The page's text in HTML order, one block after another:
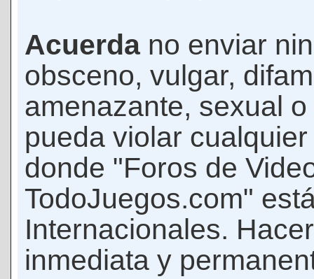
Acuerda no enviar
obsceno, vulgar,
amenazante, sexual
pueda violar
donde "Foros de
TodoJuegos.com"
Internacionales.
inmediata y